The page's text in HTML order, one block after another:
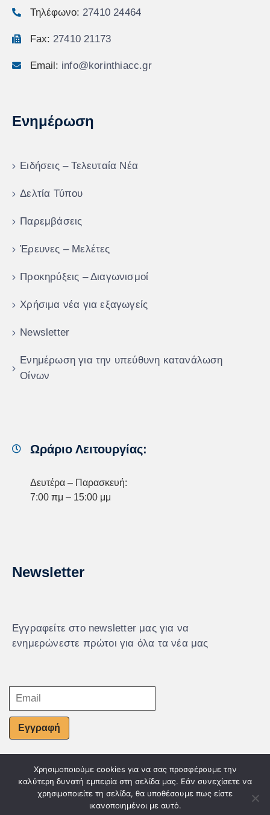
Τηλέφωνο: 27410 24464
Fax: 27410 21173
Email: info@korinthiacc.gr
Ενημέρωση
Ειδήσεις – Τελευταία Νέα
Δελτία Τύπου
Παρεμβάσεις
Έρευνες – Μελέτες
Προκηρύξεις – Διαγωνισμοί
Χρήσιμα νέα για εξαγωγείς
Newsletter
Ενημέρωση για την υπεύθυνη κατανάλωση
Οίνων
Ωράριο Λειτουργίας:
Δευτέρα – Παρασκευή:
7:00 πμ – 15:00 μμ
Newsletter
Εγγραφείτε στο newsletter μας για να
ενημερώνεστε πρώτοι για όλα τα νέα μας
Εγγραφή
© Powered by Knowledge AE
Χρησιμοποιούμε cookies για να σας προσφέρουμε την
καλύτερη δυνατή εμπειρία στη σελίδα μας. Εάν συνεχίσετε να
χρησιμοποιείτε τη σελίδα, θα υποθέσουμε πως είστε
ικανοποιημένοι με αυτό.